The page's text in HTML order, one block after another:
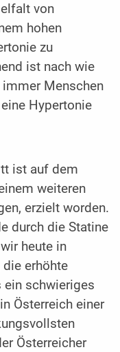
von
hohen
zu
ist nach wie
Menschen
Hypertonie
ist auf dem
weiteren
erzielt worden.
durch die Statine
heute in
die erhöhte
ein schwieriges
Österreich einer
Österreicher